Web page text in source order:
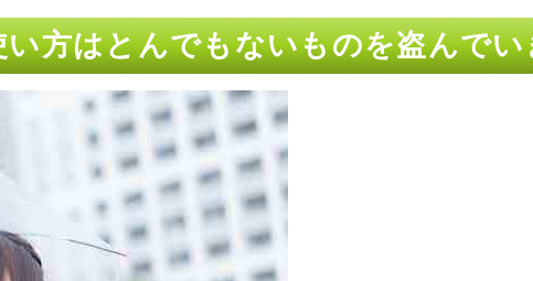
方はとんでもないものを盗んで